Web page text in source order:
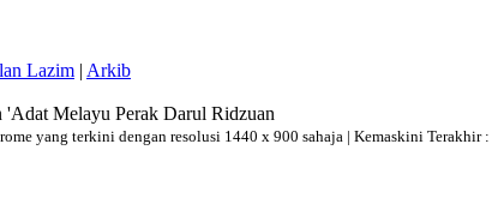
Lazim | Arkib
Melayu Perak Darul Ridzuan
yang terkini dengan resolusi 1440 x 900 sahaja | Kemaskini Terakhir :